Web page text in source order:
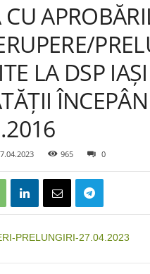
CU
LA DSP
965 0
PRELUNGIRI-27.04.2023